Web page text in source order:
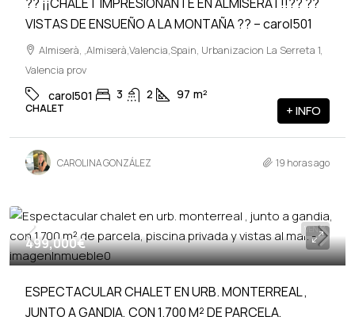
VISTAS DE ENSUEÑO A LA MONTAÑA ?? – carol501
Almiserà, ,Almiserà,Valencia,Spain, Urbanizacion La Serreta 1,
Valencia prov
carol501 3 2 97 m²
CHALET + INFO
CAROLINA GONZÁLEZ 19 horas ago
VENTA
499,000€
ESPECTACULAR CHALET EN URB. MONTERREAL ,
JUNTO A GANDIA, CON 1.700 M² DE PARCELA,